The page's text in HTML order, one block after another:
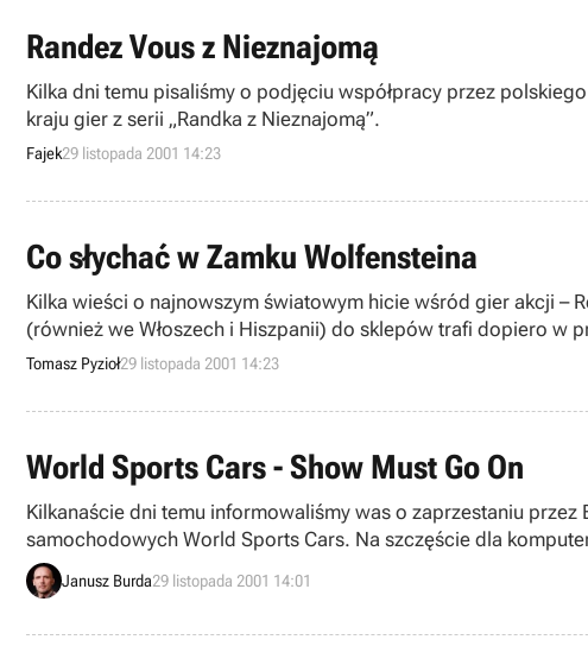
Randez Vous z Nieznajomą
Kilka dni temu pisaliśmy o podjęciu współpracy przez
kraju gier z serii „Randka z Nieznajomą”.
Fajek29 listopada 2001 14:23
Co słychać w Zamku Wolfensteina
Kilka wieści o najnowszym światowym hicie wśród gier akcji –
(również we Włoszech i Hiszpanii) do sklepów trafi dopiero w
Tomasz Pyzioł29 listopada 2001 14:23
World Sports Cars - Show Must Go On
Kilkanaście dni temu informowaliśmy was o zaprzestaniu
samochodowych World Sports Cars. Na szczęście dla
Janusz Burda29 listopada 2001 14:01